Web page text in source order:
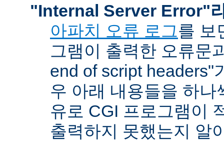
"Internal Server Error"
아파치 오류 로그를 보
그램이 출력한 오류문
end of script headers"
우 아래 내용들을 하나
유로 CGI 프로그램이
출력하지 못했는지 알